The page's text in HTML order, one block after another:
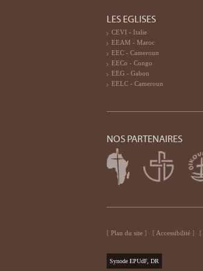
Synode EPUdF, DR
LES EGLISES
CEVI - Italie
EEAM - Maroc
EEC - Cameroun
EECo - Congo
EEG - Gabon
EELC - Cameroun
NOS PARTENAIRES
Plan du site Accessibilité